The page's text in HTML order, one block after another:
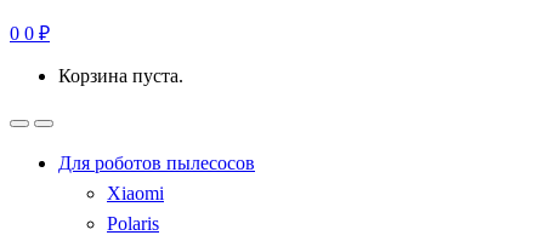
0 0 ₽
Корзина пуста.
Для роботов пылесосов
Xiaomi
Polaris